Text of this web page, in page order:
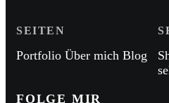
SEITEN
Portfolio Über mich Blog
FOLGE MIR